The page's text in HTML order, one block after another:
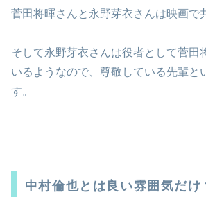
菅田将暉さんと永野芽衣さんは映画で
そして永野芽衣さんは役者として菅田
いるようなので、尊敬している先輩と
す。
中村倫也とは良い雰囲気だけ